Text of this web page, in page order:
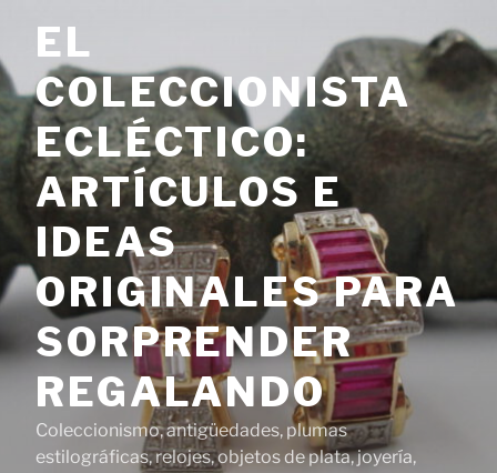
contenido
EL
COLECCIONISTA
ECLÉCTICO:
ARTÍCULOS E
IDEAS
ORIGINALES PARA
SORPRENDER
REGALANDO
Coleccionismo, antigüedades, plumas
estilográficas, relojes, objetos de plata, joyería,